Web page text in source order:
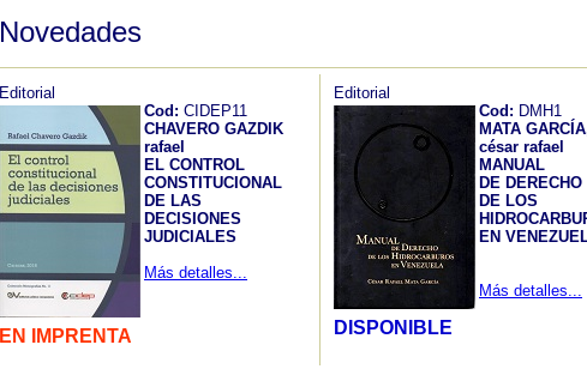
Novedades
Editorial
Cod: CIDEP11
CHAVERO GAZDIK
rafael
EL CONTROL
CONSTITUCIONAL
DE LAS
DECISIONES
JUDICIALES
Más detalles...
EN IMPRENTA
Editorial
Cod: DMH1
MATA
césar rafael
MANUAL
DE DERECHO
DE LOS
EN
Más detalles...
DISPONIBLE